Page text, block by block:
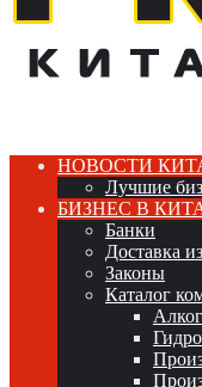
НОВОСТИ
Лучшие
БИЗНЕС В
Банки
Доставка
Законы
Каталог